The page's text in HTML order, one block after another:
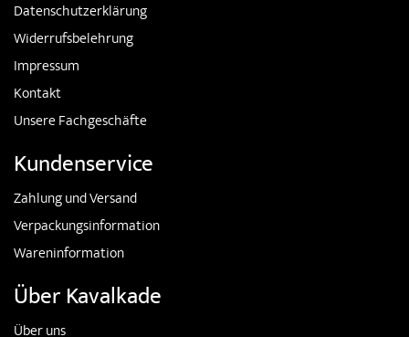
Datenschutzerklärung
Widerrufsbelehrung
Impressum
Kontakt
Unsere Fachgeschäfte
Kundenservice
Zahlung und Versand
Verpackungsinformation
Wareninformation
Über Kavalkade
Über uns